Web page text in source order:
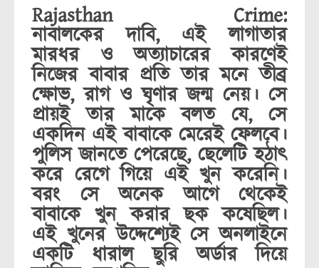
Rajasthan Crime:
নাবালকের দাবি, এই লাগাতার
মারধর ও অত্যাচারের কারণেই
নিজের বাবার প্রতি তার মনে তীব্র
ক্ষোভ, রাগ ও ঘৃণার জন্ম নেয়। সে
প্রায়ই তার মাকে বলত যে, সে
একদিন এই বাবাকে মেরেই ফেলবে।
পুলিস জানতে পেরেছে, ছেলেটি হঠাৎ
করে রেগে গিয়ে এই খুন করেনি।
বরং সে অনেক আগে থেকেই
বাবাকে খুন করার ছক কষেছিল।
এই খুনের উদ্দেশ্যেই সে অনলাইনে
একটি ধারাল ছুরি অর্ডার দিয়ে